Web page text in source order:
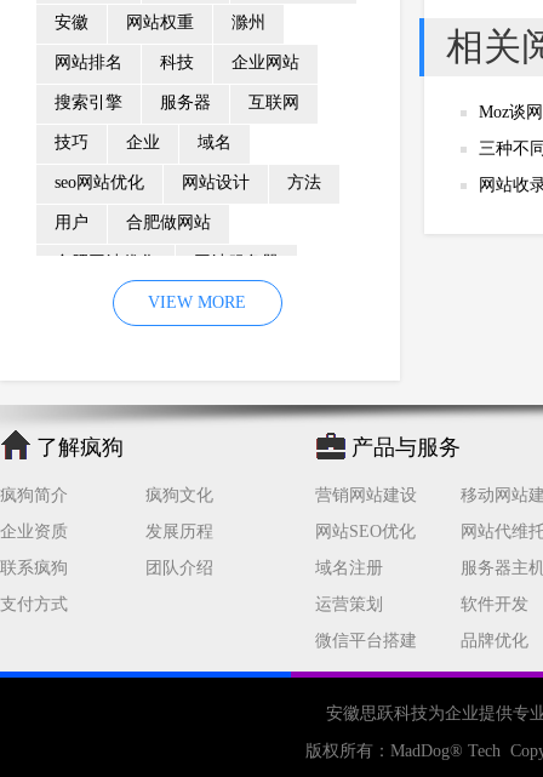
安徽 网站权重 滁州
网站排名 科技 企业网站
搜索引擎 服务器 互联网
技巧 企业 域名
seo网站优化 网站设计 方法
用户 合肥做网站
优化 网站降权
企业网站建设 效果 页面
网络营销 因素 网络公司
网站流量
百度优化 网站收录
网站seo 专业
VIEW MORE
相关
Moz谈
三种不
网站收
了解疯狗
疯狗简介
疯狗文化
企业资质
发展历程
联系疯狗
团队介绍
支付方式
产品与服务
营销网站建设
移动网站
网站SEO优化
网站代维
域名注册
服务器主
运营策划
软件开发
微信平台搭建
品牌优化
安徽思跃科技为企业提供专
版权所有： MadDog® Tech